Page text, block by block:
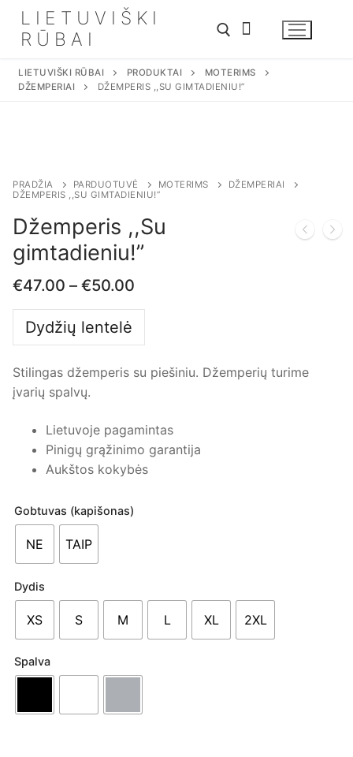
turinio
LIETUVIŠKI
RŪBAI
LIETUVIŠKI RŪBAI PRODUKTAI
MOTERIMS
DŽEMPERIAI
DŽEMPERIS ,,SU GIMTADIENIU!”
PRADŽIA PARDUOTUVĖ MOTERIMS
DŽEMPERIAI
DŽEMPERIS ,,SU GIMTADIENIU!”
Džemperis ,,Su
gimtadieniu!”
€47.00 – €50.00
Dydžių lentelė
Stilingas džemperis su piešiniu. Džemperių turime
įvarių spalvų.
Lietuvoje pagamintas
Pinigų grąžinimo garantija
Aukštos kokybės
Gobtuvas (kapišonas)
NE TAIP
Dydis
XS S M L XL 2XL
Spalva